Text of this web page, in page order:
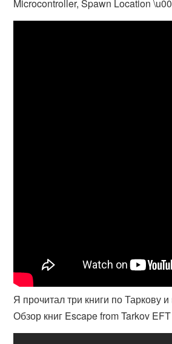
Microcontroller, Spawn Location
Я прочитал три книги по Таркову
Обзор книг Escape from Tarkov EFT